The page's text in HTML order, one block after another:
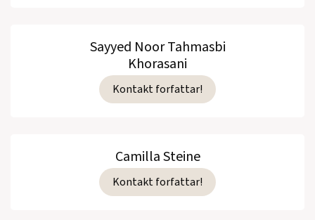
Sayyed Noor Tahmasbi
Khorasani
Kontakt forfattar!
Camilla Steine
Kontakt forfattar!